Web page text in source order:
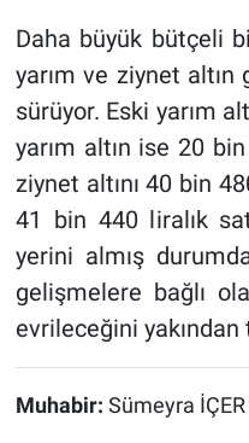
Daha büyük bütçeli
yarım ve ziynet
sürüyor. Eski yarım
yarım altın ise 20
ziynet altını 40 bin
41 bin 440 liralık
yerini almış
gelişmelere bağlı
evrileceğini yakından
Muhabir: Sümeyra İÇER